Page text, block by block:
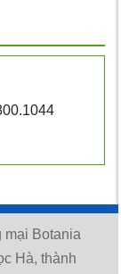
mại Botania
Hà, thành